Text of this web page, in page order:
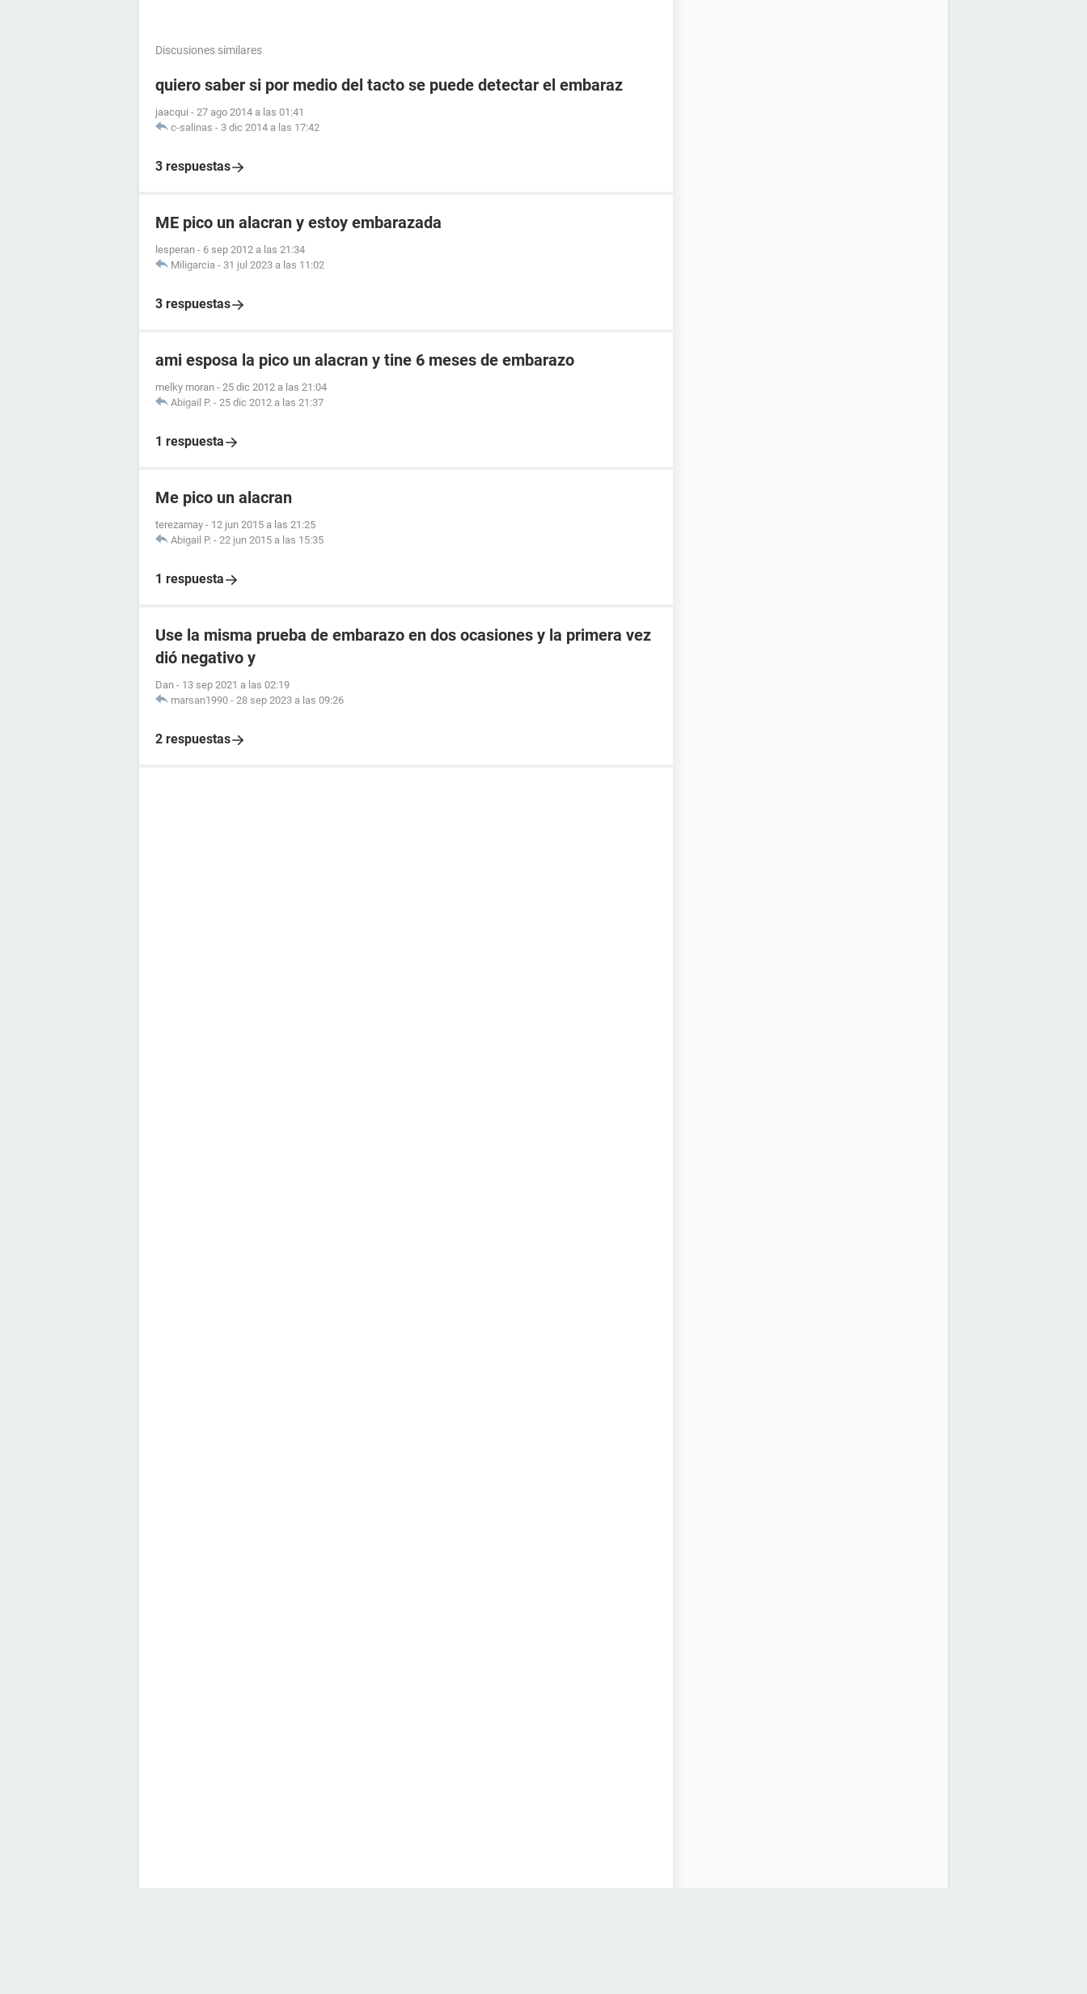
Discusiones similares
quiero saber si por medio del tacto se puede detectar el embaraz
jaacqui - 27 ago 2014 a las 01:41
c-salinas - 3 dic 2014 a las 17:42
3 respuestas
ME pico un alacran y estoy embarazada
lesperan - 6 sep 2012 a las 21:34
Miligarcia - 31 jul 2023 a las 11:02
3 respuestas
ami esposa la pico un alacran y tine 6 meses de embarazo
melky moran - 25 dic 2012 a las 21:04
Abigail P. - 25 dic 2012 a las 21:37
1 respuesta
Me pico un alacran
terezamay - 12 jun 2015 a las 21:25
Abigail P. - 22 jun 2015 a las 15:35
1 respuesta
Use la misma prueba de embarazo en dos ocasiones y la primera vez
dió negativo y
Dan - 13 sep 2021 a las 02:19
marsan1990 - 28 sep 2023 a las 09:26
2 respuestas